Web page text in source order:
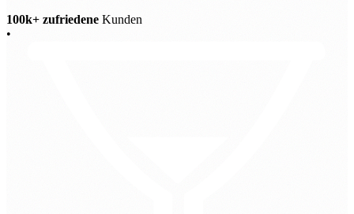
100k+ zufriedene Kunden
•